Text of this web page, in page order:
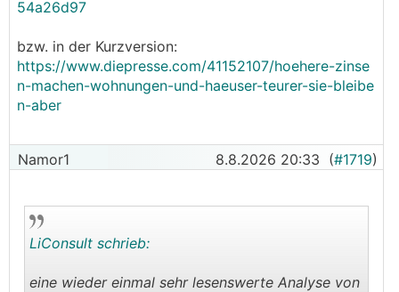
54a26d97
bzw. in der Kurzversion:
https://www.diepresse.com/41152107/hoehere-zinse
n-machen-wohnungen-und-haeuser-teurer-sie-bleibe
n-aber
Namor1 8.8.2026 20:33 (#1719)
LiConsult schrieb:
eine wieder einmal sehr lesenswerte Analyse von